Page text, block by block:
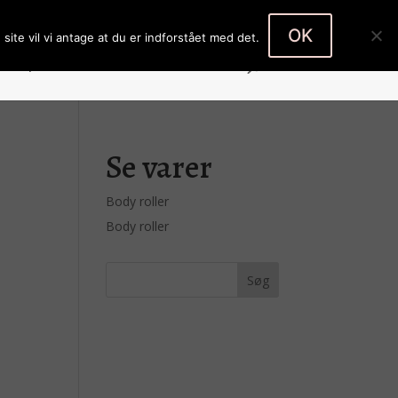
0 emner
Se varer
Body roller
Body roller
vil vi antage at du er indforstået med det. OK